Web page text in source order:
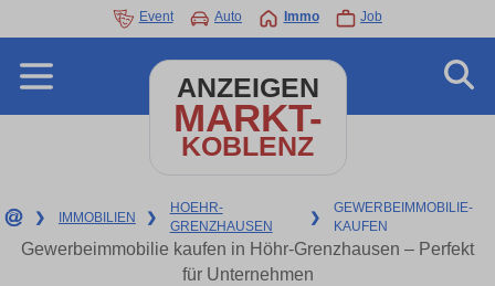
Event Auto Immo Job
ANZEIGEN
MARKT-
KOBLENZ
❯ IMMOBILIEN ❯
HOEHR-
GRENZHAUSEN
❯
GEWERBEIMMOBILIE-
KAUFEN
Gewerbeimmobilie kaufen in Höhr-Grenzhausen – Perfekt
für Unternehmen